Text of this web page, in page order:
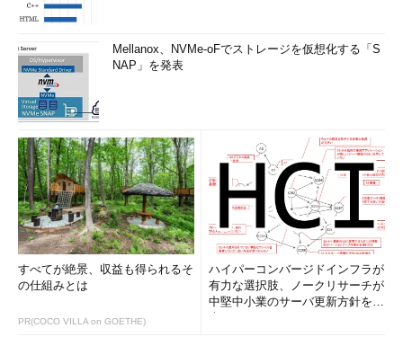
Mellanox、NVMe-oFでストレージを仮想化する「S
NAP」を発表
すべてが絶景、収益も得られるそ
の仕組みとは
PR(COCO VILLA on GOETHE)
ハイパーコンバージドインフラが
有力な選択肢、ノークリサーチが
中堅中小業のサーバ更新方針を調